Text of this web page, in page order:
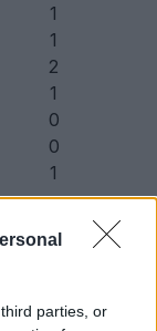
parties, or
1
1
2
1
0
0
1
dunque
dal fatto che